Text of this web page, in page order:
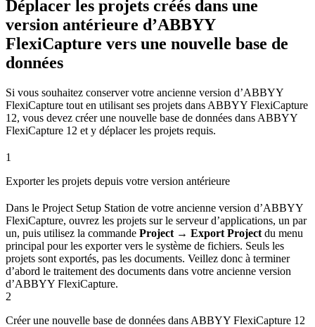
Déplacer les projets créés dans une
version antérieure d’ABBYY
FlexiCapture vers une nouvelle base de
données
Si vous souhaitez conserver votre ancienne version d’ABBYY
FlexiCapture tout en utilisant ses projets dans ABBYY FlexiCapture
12, vous devez créer une nouvelle base de données dans ABBYY
FlexiCapture 12 et y déplacer les projets requis.
1
Exporter les projets depuis votre version antérieure
Dans le Project Setup Station de votre ancienne version d’ABBYY
FlexiCapture, ouvrez les projets sur le serveur d’applications, un par
un, puis utilisez la commande Project → Export Project du menu
principal pour les exporter vers le système de fichiers. Seuls les
projets sont exportés, pas les documents. Veillez donc à terminer
d’abord le traitement des documents dans votre ancienne version
d’ABBYY FlexiCapture.
2
Créer une nouvelle base de données dans ABBYY FlexiCapture 12